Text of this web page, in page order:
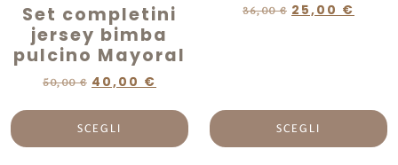
Set completini
jersey bimba
pulcino Mayoral
50,00€ 40,00 €
SCEGLI
36,00€ 25,00 €
SCEGLI